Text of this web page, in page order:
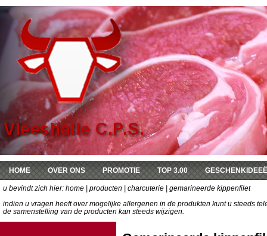
HOME OVER ONS PROMOTIE TOP 3.00
DE KEUKEN VAN SOPHIE
u bevindt zich hier: home producten charcuterie | gemarineerde kippenfilet
indien u vragen heeft over mogelijke allergenen in de produkten kunt u steeds
de samenstelling van de producten kan steeds wijzigen.